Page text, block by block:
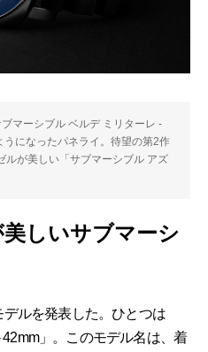
マーシブル ベルデ ミリターレ -
になったパネライ。待望の第2作
ルが美しい「サブマーシブル アズ
しいサブマーシ
ルを発表した。ひとつは
42mm」。このモデル名は、着